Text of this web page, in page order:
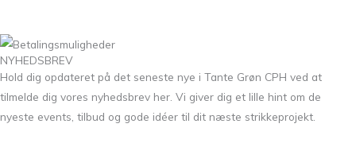
NYHEDSBREV
Hold dig opdateret på det seneste nye i Tante Grøn CPH ved at
tilmelde dig vores nyhedsbrev her. Vi giver dig et lille hint om de
nyeste events, tilbud og gode idéer til dit næste strikkeprojekt.